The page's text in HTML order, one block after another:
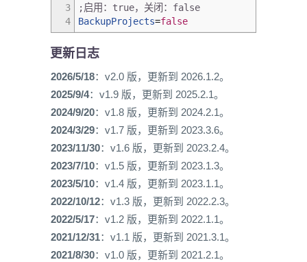
3
4
;启用：true，关闭：false
BackupProjects=false
更新日志
2026/5/18：v2.0 版，更新到 2026.1.2。
2025/9/4：v1.9 版，更新到 2025.2.1。
2024/9/20：v1.8 版，更新到 2024.2.1。
2024/3/29：v1.7 版，更新到 2023.3.6。
2023/11/30：v1.6 版，更新到 2023.2.4。
2023/7/10：v1.5 版，更新到 2023.1.3。
2023/5/10：v1.4 版，更新到 2023.1.1。
2022/10/12：v1.3 版，更新到 2022.2.3。
2022/5/17：v1.2 版，更新到 2022.1.1。
2021/12/31：v1.1 版，更新到 2021.3.1。
2021/8/30：v1.0 版，更新到 2021.2.1。